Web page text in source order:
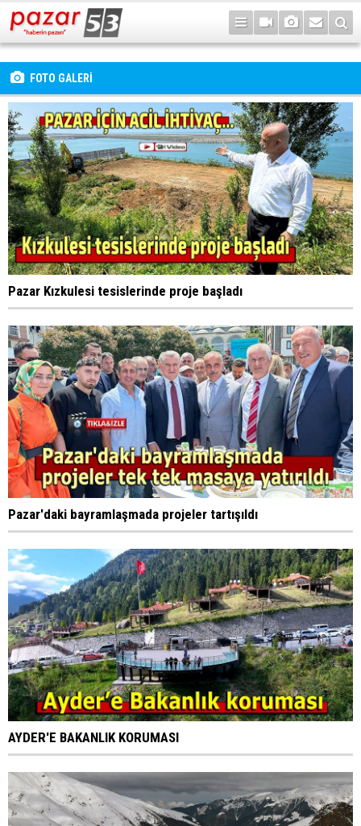
FOTO GALERİ
Pazar Kızkulesi tesislerinde proje başladı
Pazar'daki bayramlaşmada projeler tartışıldı
AYDER'E BAKANLIK KORUMASI